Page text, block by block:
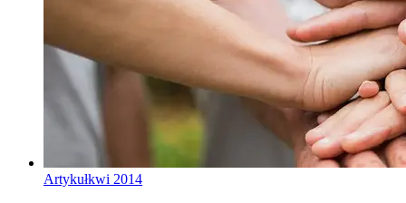
Artykułkwi 2014